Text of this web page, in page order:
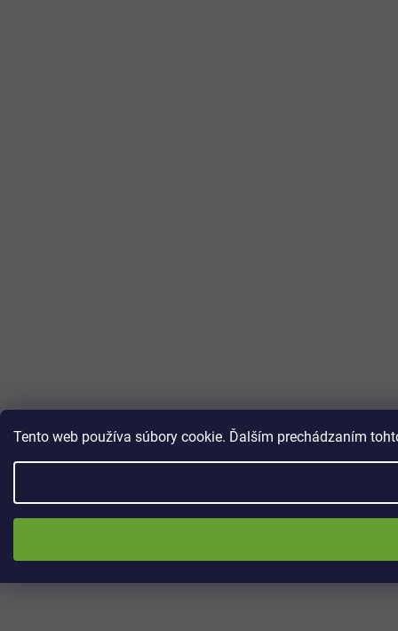
Tento web používa súbory cookie. Ďalším prechádzaním